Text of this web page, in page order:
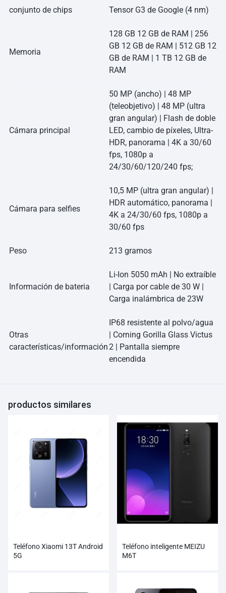
conjunto de chips Tensor G3 de Google (4 nm)
Memoria
128 GB 12 GB de RAM | 256
GB 12 GB de RAM | 512 GB 12
GB de RAM | 1 TB 12 GB de
RAM
Cámara principal
50 MP (ancho) | 48 MP
(teleobjetivo) | 48 MP (ultra
gran angular) | Flash de doble
LED, cambio de píxeles, Ultra-
HDR, panorama | 4K a 30/60
fps, 1080p a
24/30/60/120/240 fps;
Cámara para selfies
10,5 MP (ultra gran angular) |
HDR automático, panorama |
4K a 24/30/60 fps, 1080p a
30/60 fps
Peso 213 gramos
Información de bateria
Li-Ion 5050 mAh | No extraíble
| Carga por cable de 30 W |
Carga inalámbrica de 23W
Otras
características/información
IP68 resistente al polvo/agua
| Corning Gorilla Glass Victus
2 | Pantalla siempre
encendida
productos similares
Teléfono Xiaomi 13T Android
5G
Teléfono inteligente MEIZU
M6T